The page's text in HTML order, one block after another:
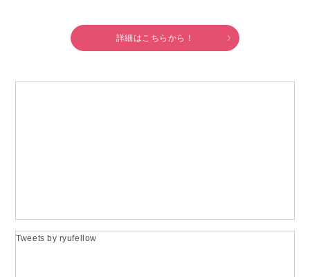
詳細はこちらから！
Tweets by ryufellow